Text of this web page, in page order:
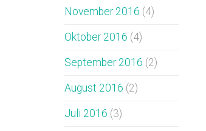
November 2016 (4)
Oktober 2016 (4)
September 2016 (2)
August 2016 (2)
Juli 2016 (3)